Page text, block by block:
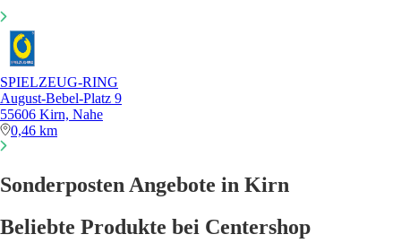
SPIELZEUG-RING
August-Bebel-Platz 9
55606 Kirn, Nahe
0,46 km
Sonderposten Angebote in Kirn
Beliebte Produkte bei Centershop